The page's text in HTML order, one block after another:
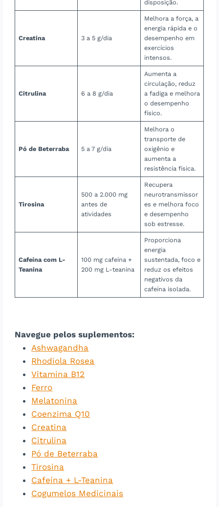
disposição.
Creatina 3 a 5 g/dia
Melhora a força, a
energia rápida e o
desempenho em
exercícios
intensos.
Citrulina 6 a 8 g/dia
Aumenta a
circulação, reduz
a fadiga e melhora
o desempenho
físico.
Pó de Beterraba 5 a 7 g/dia
Melhora o
transporte de
oxigênio e
aumenta a
resistência física.
Tirosina
500 a 2.000 mg
antes de
atividades
Recupera
neurotransmissor
es e melhora foco
e desempenho
sob estresse.
Cafeína com L-
Teanina
100 mg cafeína +
200 mg L-teanina
Proporciona
energia
sustentada, foco e
reduz os efeitos
negativos da
cafeína isolada.
Navegue pelos suplementos:
Ashwagandha
Rhodiola Rosea
Vitamina B12
Ferro
Melatonina
Coenzima Q10
Creatina
Citrulina
Pó de Beterraba
Tirosina
Cafeína + L-Teanina
Cogumelos Medicinais